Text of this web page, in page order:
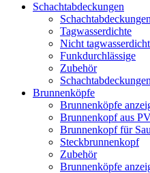
Schachtabdeckungen
Tagwasserdichte
Nicht
Funkdurchlässige
Zubehör
Brunnenköpfe
Brunnenköpfe
Brunnenkopf aus
Brunnenkopf für
Steckbrunnenkopf
Zubehör
Brunnenköpfe